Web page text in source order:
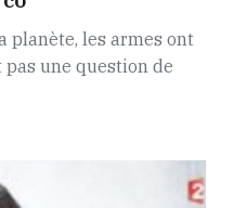
planète, les armes ont
pas une question de